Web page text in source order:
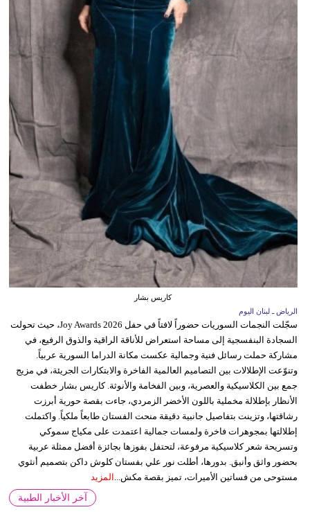
كاريس بشار
الرياض ـ لبنان اليوم
سجّلت النجمات السوريات حضوراً لافتاً في حفل Joy Awards 2026، حيث تحولت
السجادة البنفسجية إلى مساحة استعراض للأناقة الراقية والذوق الرفيع، في
مشاركة حملت رسائل فنية وجمالية عكست مكانة الدراما السورية عربياً.
وتنوّعت الإطلالات بين التصاميم العالمية الفاخرة والابتكارات الجريئة، في مزيج
جمع بين الكلاسيكية والعصرية، وبين الفخامة والأنوثة. كاريس بشار خطفت
الأنظار بإطلالة مخملية باللون الأخضر الزمردي، جاءت بقصة حورية أبرزت
رشاقتها، وتزينت بتفاصيل جانبية دقيقة منحت الفستان طابعاً ملكياً. واكتملت
إطلالتها بمجوهرات فاخرة ولمسات جمالية اعتمدت على مكياج سموكي
وتسريحة شعر كلاسيكية مرفوعة، لتحتفل بفوزها بجائزة أفضل ممثلة عربية
بحضور واثق وأنيق. بدورها، أطلت نور علي بفستان كلوش داكن بتصميم أنثوي
مستوحى من فساتين الأميرات، تميز بقصة مكش...
المزيد
آخر الأخبار الطبية